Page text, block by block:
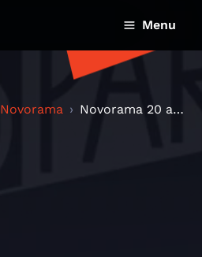
Menu
Novorama Novorama 20 ans d'interviews Electro avec Laurent...